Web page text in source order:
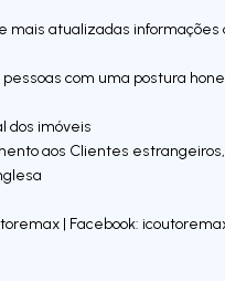
mais atualizadas informações
com uma postura
dos imóveis
aos Clientes
| Facebook: